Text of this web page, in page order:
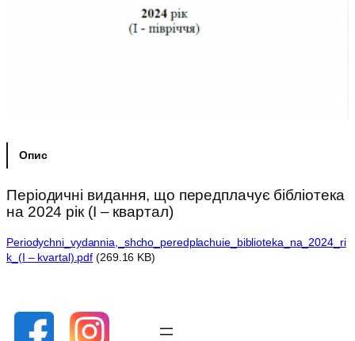
Опис
Періодичні видання, що передплачує бібліотека
на 2024 рік (I – квартал)
Periodychni_vydannia,_shcho_peredplachuie_biblioteka_na_2024_ri
k_(I – kvartal).pdf (269.16 KB)